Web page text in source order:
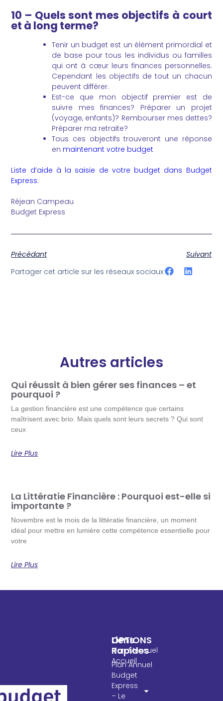
10 – Quels sont mes objectifs à court
et à long terme?
Tenir un budget est un élément primordial et
de base pour tous les individus ou familles
qui ont à cœur leurs finances personnelles.
Cependant les objectifs de tout un chacun
peuvent différer.
Est-ce que mon objectif premier est de
suivre mes finances? Préparer un projet
(voyage, enfants)? Rembourser mes dettes?
Préparer ma retraite?
Tous ces objectifs trouveront une réponse
en maintenant votre budget
Liste d’aide à la saisie de votre budget dans Budget
Express:
Réjean Campeau
Budget Express
Précédant
Suivant
Partager cet article sur les réseaux sociaux
Autres articles
Qui réussit à bien gérer ses finances – et
pourquoi ?
La gestion financière est une compétence que certains
maîtrisent avec brio. Mais quels sont leurs secrets ? Qui sont
ceux
Lire Plus
La Littératie Financière : Pourquoi est-elle si
importante ?
Novembre est le mois de la littératie financière, un moment
idéal pour mettre en lumière cette compétence essentielle pour
votre
Lire Plus
OPTIONS
Plan Mensuel
Plan Annuel
Liens
Rapides
Accueil
Budget
Express
– Le